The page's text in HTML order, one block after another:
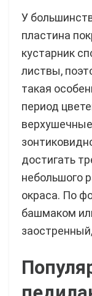
У
пластина
кустарник
листвы,
такая
период
достигать
небольшого
окраса. По
башмаком